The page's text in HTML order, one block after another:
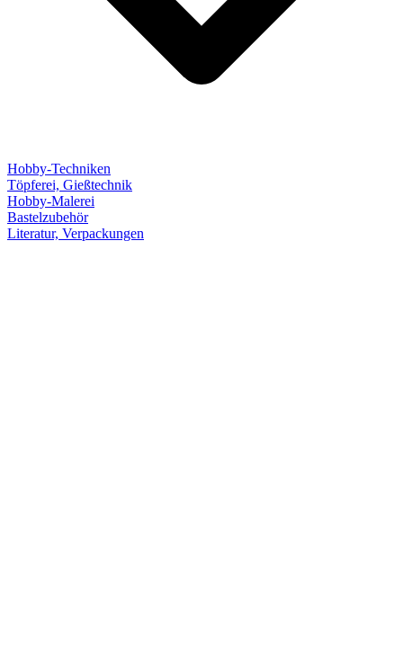
Hobby-Techniken
Töpferei, Gießtechnik
Hobby-Malerei
Bastelzubehör
Literatur, Verpackungen